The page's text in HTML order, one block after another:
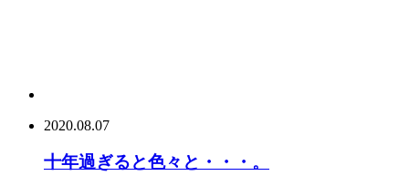
2020.08.07
十年過ぎると色々と・・・。